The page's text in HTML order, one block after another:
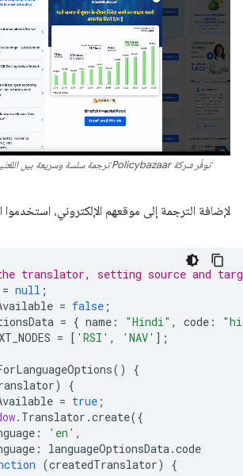
توفّر شركة Policybazaar ترجمة سلسة وسريعة بين اللغتَين الإنجليزية والهندية.
لإضافة الترجمة إلى موقعهم الإلكتروني، استخدموا
translator, setting source and
= null ;
= false ;
= { name : "Hindi" , code :
= [ 'RSI' , 'NAV' ];
()
{
)
{
= true ;
. Translator .create({
: 'en' ,
: languageOptionsData.code
(createdTranslator)
{